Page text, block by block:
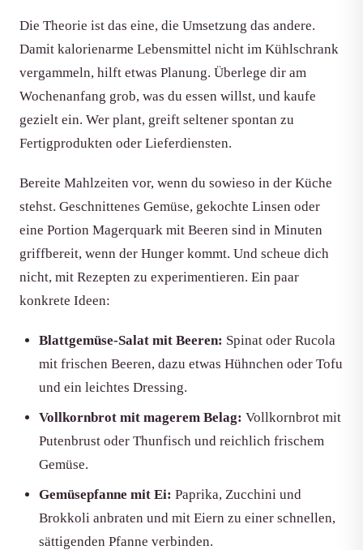
Die Theorie ist das eine, die Umsetzung das andere.
Damit kalorienarme Lebensmittel nicht im Kühlschrank
vergammeln, hilft etwas Planung. Überlege dir am
Wochenanfang grob, was du essen willst, und kaufe
gezielt ein. Wer plant, greift seltener spontan zu
Fertigprodukten oder Lieferdiensten.
Bereite Mahlzeiten vor, wenn du sowieso in der Küche
stehst. Geschnittenes Gemüse, gekochte Linsen oder
eine Portion Magerquark mit Beeren sind in Minuten
griffbereit, wenn der Hunger kommt. Und scheue dich
nicht, mit Rezepten zu experimentieren. Ein paar
konkrete Ideen:
Blattgemüse-Salat mit Beeren: Spinat oder Rucola
mit frischen Beeren, dazu etwas Hühnchen oder Tofu
und ein leichtes Dressing.
Vollkornbrot mit magerem Belag: Vollkornbrot mit
Putenbrust oder Thunfisch und reichlich frischem
Gemüse.
Gemüsepfanne mit Ei: Paprika, Zucchini und
Brokkoli anbraten und mit Eiern zu einer schnellen,
sättigenden Pfanne verbinden.